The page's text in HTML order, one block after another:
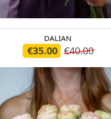
Доступно сегодняDALIAN
€35.00 €40.00